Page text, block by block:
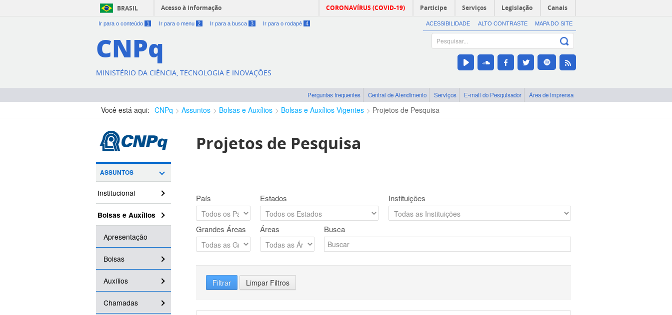
BRASIL Acesso à informação CORONAVÍRUS (COVID-19) Participe Serviços Legislação Canais
Ir para o conteúdo 1 Ir para o menu 2 Ir para a busca 3 Ir para o rodapé 4 ACESSIBILIDADE ALTO CONTRASTE MAPA DO SITE
CNPq
MINISTÉRIO DA CIÊNCIA, TECNOLOGIA E INOVAÇÕES
Perguntas frequentes Central de Atendimento Serviços E-mail do Pesquisador Área de imprensa
Você está aqui: CNPq Assuntos Bolsas e Auxílios Bolsas e Auxílios Vigentes Projetos de Pesquisa
ASSUNTOS
Institucional
Bolsas e Auxílios
Apresentação
Bolsas
Auxílios
Chamadas
Projetos de Pesquisa
País Estados Instituições
Grandes Áreas Áreas Busca
Filtrar Limpar Filtros